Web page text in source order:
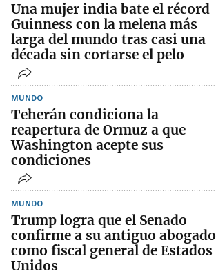
Una mujer india bate el récord
Guinness con la melena más
larga del mundo tras casi una
década sin cortarse el pelo
MUNDO
Teherán condiciona la
reapertura de Ormuz a que
Washington acepte sus
condiciones
MUNDO
Trump logra que el Senado
confirme a su antiguo abogado
como fiscal general de Estados
Unidos